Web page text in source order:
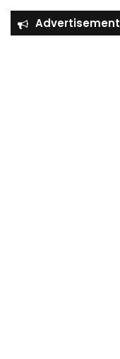
Advertisement